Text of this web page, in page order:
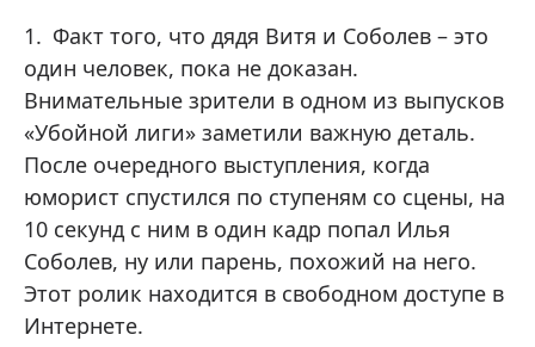
Факт того, что дядя Витя и Соболев – это
один человек, пока не доказан.
Внимательные зрители в одном из выпусков
«Убойной лиги» заметили важную деталь.
После очередного выступления, когда
юморист спустился по ступеням со сцены, на
10 секунд с ним в один кадр попал Илья
Соболев, ну или парень, похожий на него.
Этот ролик находится в свободном доступе в
Интернете.